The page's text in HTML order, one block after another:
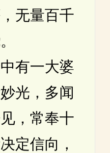
无量百千
有一大婆
光，多闻
，常奉十
定信向，